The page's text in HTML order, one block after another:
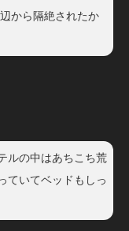
から隔絶されたか
ルの中はあちこち荒
ていてベッドもしっ